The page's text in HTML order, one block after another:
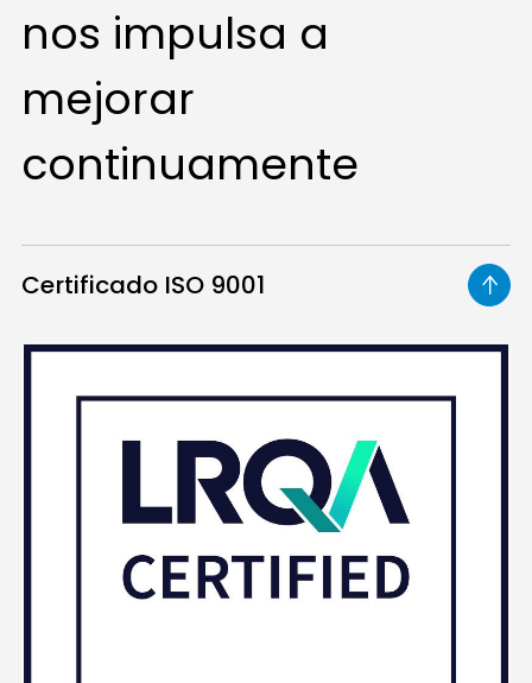
nos impulsa a
mejorar
continuamente
Certificado ISO 9001